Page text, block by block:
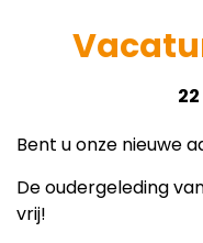
Bent u onze nieuwe
De oudergeleding
vrij!